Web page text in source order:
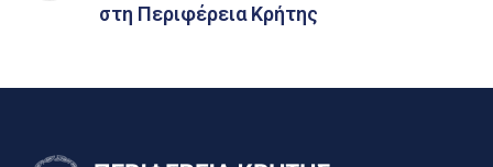
στη Περιφέρεια Κρήτης